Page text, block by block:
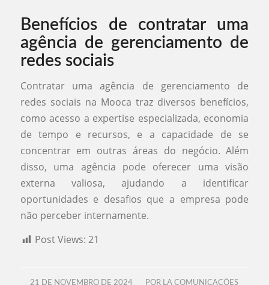
Benefícios de contratar uma
agência de gerenciamento de
redes sociais
Contratar uma agência de gerenciamento de
redes sociais na Mooca traz diversos benefícios,
como acesso a expertise especializada, economia
de tempo e recursos, e a capacidade de se
concentrar em outras áreas do negócio. Além
disso, uma agência pode oferecer uma visão
externa valiosa, ajudando a identificar
oportunidades e desafios que a empresa pode
não perceber internamente.
Post Views: 21
21 DE NOVEMBRO DE 2024 POR LA COMUNICAÇÕES